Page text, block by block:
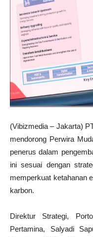
(Vibizmedia – Jakarta)
mendorong Perwira
penerus dalam
ini sesuai dengan
memperkuat ketahanan
karbon.
Direktur Strategi,
Pertamina, Salyadi